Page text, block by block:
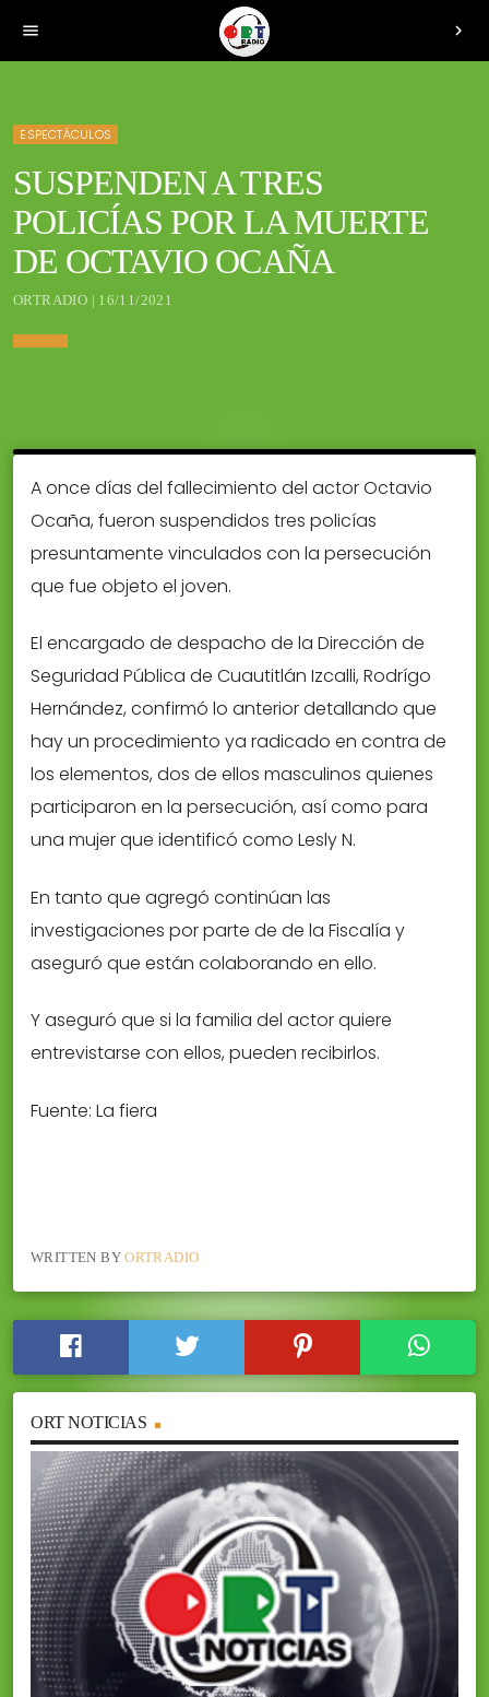
menu chevron_right
ESPECTÁCULOS
SUSPENDEN A TRES
POLICÍAS POR LA MUERTE
DE OCTAVIO OCAÑA
ORTRADIO | 16/11/2021
A once días del fallecimiento del actor Octavio
Ocaña, fueron suspendidos tres policías
presuntamente vinculados con la persecución
que fue objeto el joven.
El encargado de despacho de la Dirección de
Seguridad Pública de Cuautitlán Izcalli, Rodrígo
Hernández, confirmó lo anterior detallando que
hay un procedimiento ya radicado en contra de
los elementos, dos de ellos masculinos quienes
participaron en la persecución, así como para
una mujer que identificó como Lesly N.
En tanto que agregó continúan las
investigaciones por parte de de la Fiscalía y
aseguró que están colaborando en ello.
Y aseguró que si la familia del actor quiere
entrevistarse con ellos, pueden recibirlos.
Fuente: La fiera
WRITTEN BYORTRADIO
ORT NOTICIAS